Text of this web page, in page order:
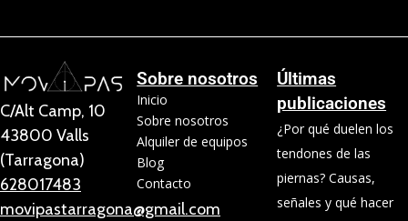
C/Alt Camp, 10
43800 Valls
(Tarragona)
628017483
movipastarragona@gmail.com
Sobre nosotros
Inicio
Sobre nosotros
Alquiler de equipos
Blog
Contacto
Últimas
publicaciones
¿Por qué duelen los
tendones de las
piernas? Causas,
señales y qué hacer